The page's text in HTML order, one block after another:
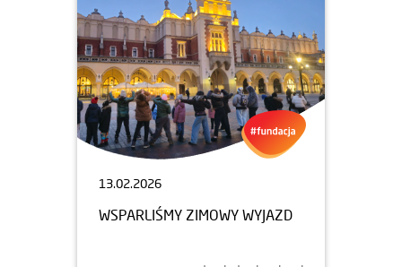
13.02.2026
WSPARLIŚMY ZIMOWY WYJAZD